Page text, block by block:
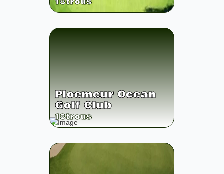
Ploemeur Ocean
Golf Club
18trous